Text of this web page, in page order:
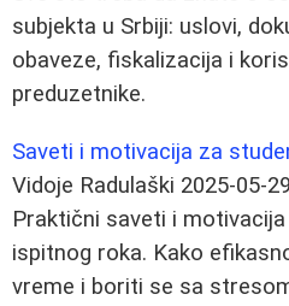
subjekta u Srbiji: uslovi,
obaveze, fiskalizacija i
preduzetnike.
Saveti i motivacija za
Vidoje Radulaški 2025-05-29
Praktični saveti i
ispitnog roka. Kako
vreme i boriti se sa